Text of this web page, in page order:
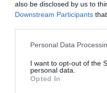
also be disclosed by us to
Downstream Participants
Personal Data
I want to opt-out of the
personal data.
Opted In